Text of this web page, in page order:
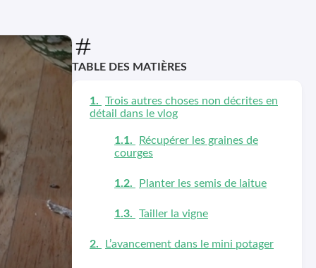
TABLE DES MATIÈRES
Trois autres choses non décrites en
détail dans le vlog
Récupérer les graines de
courges
Planter les semis de laitue
Tailler la vigne
L’avancement dans le mini potager